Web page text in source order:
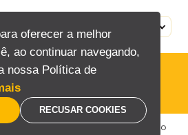
oferecer a melhor
ao continuar navegando,
nossa Política de
RECUSAR COOKIES
7 perguntas e respostas sobre o